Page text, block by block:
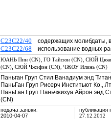
C23C22/40 содержащих молибдаты,
C23C22/68 использование водных
ЮАНЬ Пин (CN), ГО Тайсюн (CN), СЮЙ
(CN), СЮЙ Чжэфэн (CN), ЧЖОУ Илинь (CN)
Паньган Груп Стил Ванадиум энд
ПаньГан Груп Рисерч Инститьют Ко.,
ПаньГан Груп Паньчжихуа Айрон энд
(CN)
подача заявки:
2010-04-07
публикация
27.12.2012